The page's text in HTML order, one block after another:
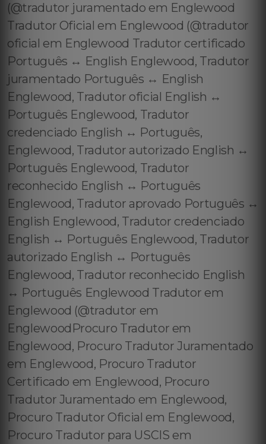
(@tradutor juramentado em Englewood
Tradutor Oficial em Englewood (@tradutor
oficial em Englewood Tradutor certificado
Português ↔️ English Englewood, Tradutor
juramentado Português ↔️ English
Englewood, Tradutor oficial English ↔️
Português Englewood, Tradutor
credenciado English ↔️ Português,
Englewood, Tradutor autorizado English ↔️
Português Englewood, Tradutor
reconhecido English ↔️ Português
Englewood, Tradutor aprovado Português ↔️
English Englewood, Tradutor credenciado
English ↔️ Português Englewood, Tradutor
autorizado English ↔️ Português
Englewood, Tradutor reconhecido English
↔️ Português Englewood Tradutor em
Englewood (@tradutor em
EnglewoodProcuro Tradutor em
Englewood, Procuro Tradutor Juramentado
em Englewood, Procuro Tradutor
Certificado em Englewood, Procuro
Tradutor Juramentado em Englewood,
Procuro Tradutor Oficial em Englewood,
Procuro Tradutor para USCIS em